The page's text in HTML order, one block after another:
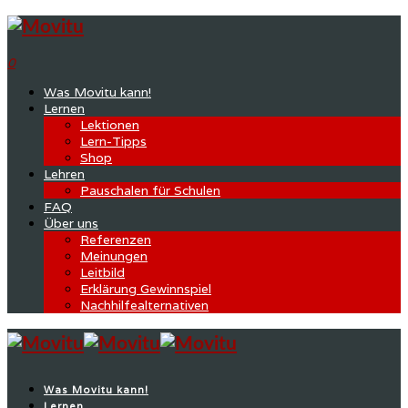
0
Was Movitu kann!
Lernen
Lektionen
Lern-Tipps
Shop
Lehren
Pauschalen für Schulen
FAQ
Über uns
Referenzen
Meinungen
Leitbild
Erklärung Gewinnspiel
Nachhilfealternativen
Was Movitu kann!